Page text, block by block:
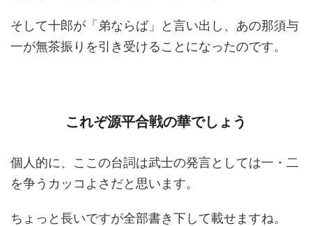
そして十郎が「弟ならば」と言い出し、あの那須与
一が無茶振りを引き受けることになったのです。
これぞ源平合戦の華でしょう
個人的に、ここの台詞は武士の発言としては一・二
を争うカッコよさだと思います。
ちょっと長いですが全部書き下して載せますね。